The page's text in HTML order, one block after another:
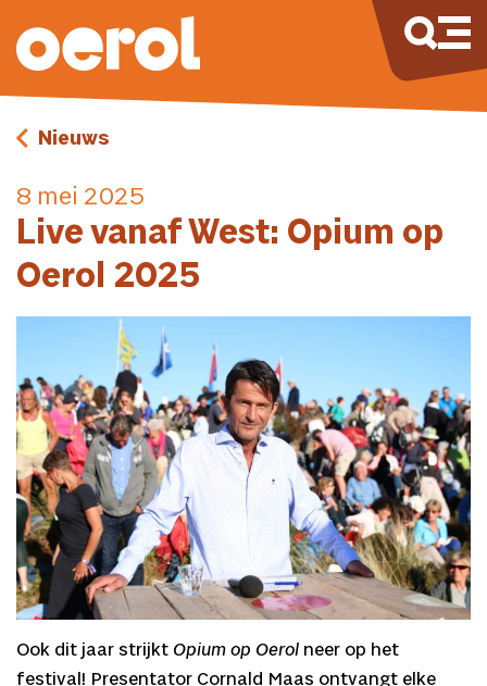
Nieuws
8 mei 2025
Live vanaf West: Opium op
Oerol 2025
Ook dit jaar strijkt Opium op Oerol neer op het
festival! Presentator Cornald Maas ontvangt elke